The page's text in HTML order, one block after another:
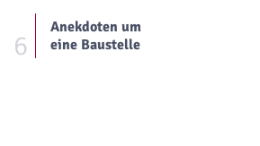
6
Anekdoten um
eine Baustelle